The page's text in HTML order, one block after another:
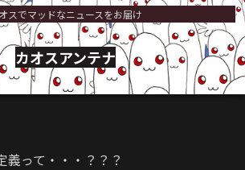
スでマッドなニュースをお届け
カオスアンテナ
義って・・・？？？